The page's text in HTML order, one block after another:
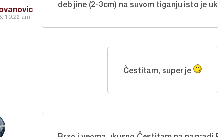
10:22 am
debljine (2-3cm) na suvom tiganju isto je
Čestitam, super je